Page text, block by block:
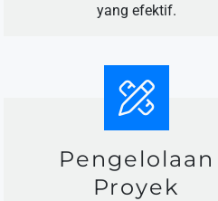
yang efektif.
Pengelolaan
Proyek